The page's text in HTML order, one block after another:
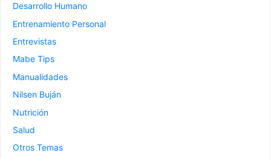
Desarrollo Humano
Entrenamiento Personal
Entrevistas
Mabe Tips
Manualidades
Nilsen Buján
Nutrición
Salud
Otros Temas